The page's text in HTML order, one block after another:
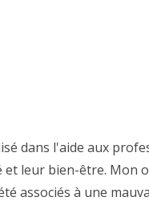
dans l'aide aux
leur bien-être. Mon
associés à une